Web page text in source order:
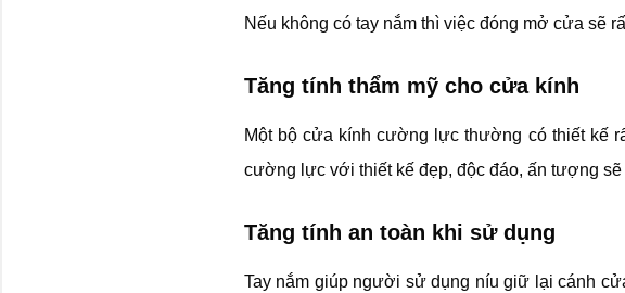
Nếu không có tay nắm thì việc đóng mở cửa sẽ
Tăng tính thẩm mỹ cho cửa kính
Một bộ cửa kính cường lực thường có thiết kế
cường lực với thiết kế đẹp, độc đáo, ấn tượng
Tăng tính an toàn khi sử dụng
Tay nắm giúp người sử dụng níu giữ lại cánh